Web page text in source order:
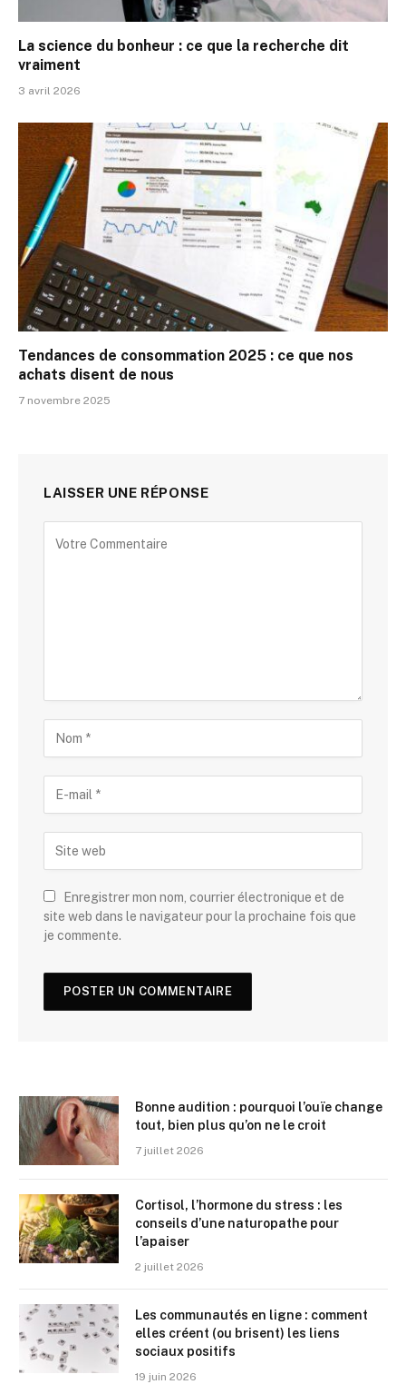
La science du bonheur : ce que la recherche dit
vraiment
3 avril 2026
Tendances de consommation 2025 : ce que nos
achats disent de nous
7 novembre 2025
LAISSER UNE RÉPONSE
Enregistrer mon nom, courrier électronique et de
site web dans le navigateur pour la prochaine fois que
je commente.
Bonne audition : pourquoi l’ouïe change
tout, bien plus qu’on ne le croit
7 juillet 2026
Cortisol, l’hormone du stress : les
conseils d’une naturopathe pour
l’apaiser
2 juillet 2026
Les communautés en ligne : comment
elles créent (ou brisent) les liens
sociaux positifs
19 juin 2026